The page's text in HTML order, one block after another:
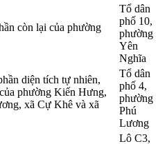
còn lại của phường
Tổ dân
phố 10,
phường
Yên
Nghĩa
diện tích tự nhiên,
phường Kiến Hưng,
xã Cự Khê và xã
Tổ dân
phố 4,
phường
Phú
Lương
Lô C3,